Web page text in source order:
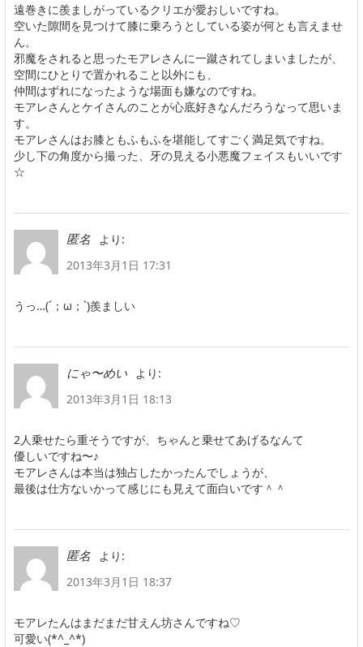
遠巻きに羨ましがっているクリエが愛おしいですね。
空いた隙間を見つけて膝に乗ろうとしている姿が何とも言えませ
ん。
邪魔をされると思ったモアレさんに一蹴されてしまいましたが、
空間にひとりで置かれること以外にも、
仲間はずれになったような場面も嫌なのですね。
モアレさんとケイさんのことが心底好きなんだろうなって思いま
す。
モアレさんはお膝ともふもふを堪能してすごく満足気ですね。
少し下の角度から撮った、牙の見える小悪魔フェイスもいいです
☆
匿名
より:
2013年3月1日 17:31
うっ…(´；ω；`)羨ましい
にゃ〜めい
より:
2013年3月1日 18:13
2人乗せたら重そうですが、ちゃんと乗せてあげるなんて
優しいですね〜♪
モアレさんは本当は独占したかったんでしょうが、
最後は仕方ないかって感じにも見えて面白いです＾＾
匿名
より:
2013年3月1日 18:37
モアレたんはまだまだ甘えん坊さんですね♡
可愛い(*^_^*)